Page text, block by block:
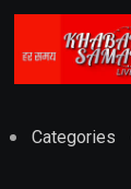
Categories